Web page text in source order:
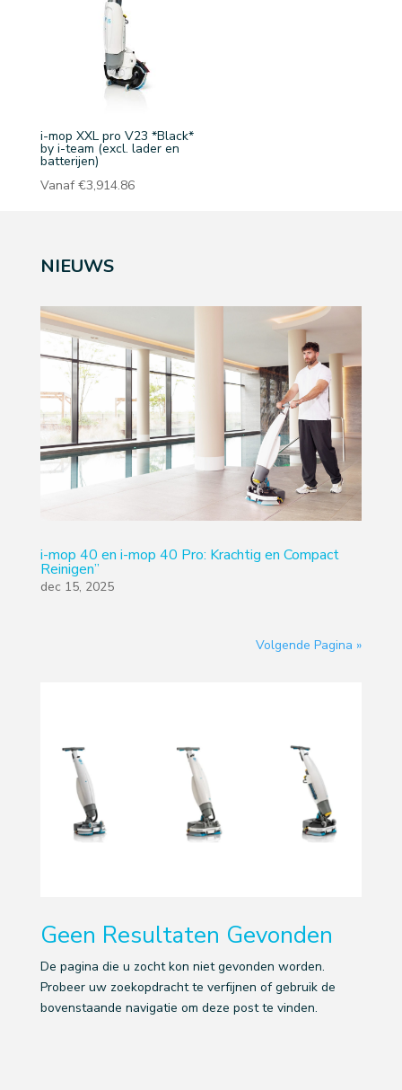
i-mop XXL pro V23 *Black*
by i-team (excl. lader en
batterijen)
Vanaf€3,914.86
NIEUWS
i-mop 40 en i-mop 40 Pro: Krachtig en Compact
Reinigen”
dec 15, 2025
Volgende Pagina »
Geen Resultaten Gevonden
De pagina die u zocht kon niet gevonden worden.
Probeer uw zoekopdracht te verfijnen of gebruik de
bovenstaande navigatie om deze post te vinden.